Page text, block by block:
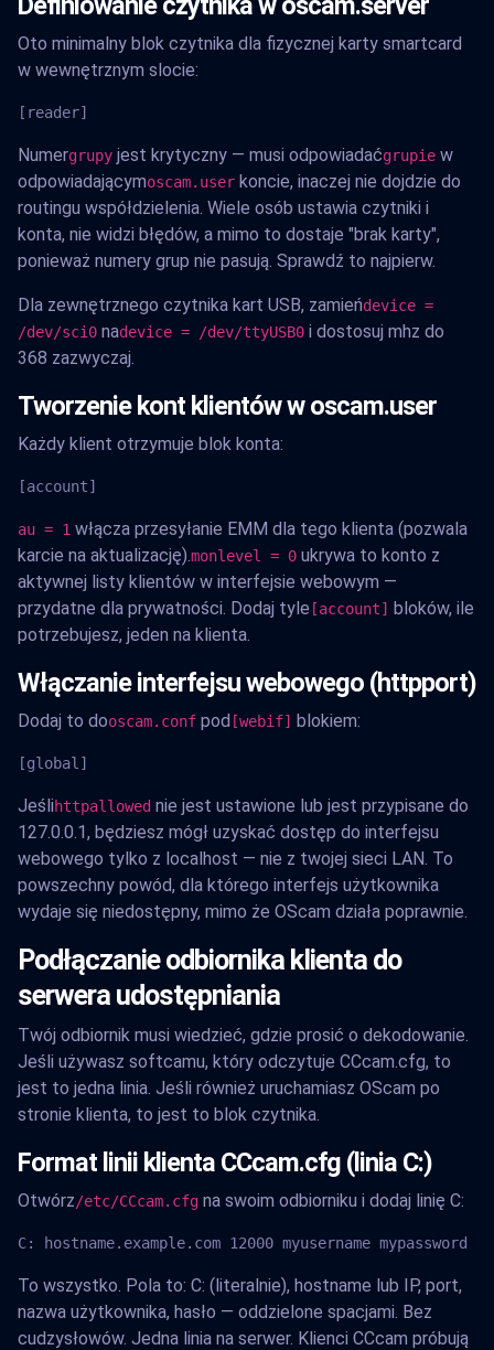
Oto minimalny blok czytnika dla fizycznej karty smartcard
w wewnętrznym slocie:
[reader]
Numergrupy jest krytyczny — musi odpowiadaćgrupie w
odpowiadającymoscam.user koncie, inaczej nie dojdzie do
routingu współdzielenia. Wiele osób ustawia czytniki i
konta, nie widzi błędów, a mimo to dostaje "brak karty",
ponieważ numery grup nie pasują. Sprawdź to najpierw.
Dla zewnętrznego czytnika kart USB, zamieńdevice =
/dev/sci0 nadevice = /dev/ttyUSB0 i dostosuj mhz do
368 zazwyczaj.
Tworzenie kont klientów w oscam.user
Każdy klient otrzymuje blok konta:
[account]
au = 1 włącza przesyłanie EMM dla tego klienta (pozwala
karcie na aktualizację).monlevel = 0 ukrywa to konto z
aktywnej listy klientów w interfejsie webowym —
przydatne dla prywatności. Dodaj tyle [account] bloków, ile
potrzebujesz, jeden na klienta.
Włączanie interfejsu webowego (httpport)
Dodaj to dooscam.conf pod [webif] blokiem:
[global]
Jeślihttpallowed nie jest ustawione lub jest przypisane do
127.0.0.1, będziesz mógł uzyskać dostęp do interfejsu
webowego tylko z localhost — nie z twojej sieci LAN. To
powszechny powód, dla którego interfejs użytkownika
wydaje się niedostępny, mimo że OScam działa poprawnie.
Podłączanie odbiornika klienta do
serwera udostępniania
Twój odbiornik musi wiedzieć, gdzie prosić o dekodowanie.
Jeśli używasz softcamu, który odczytuje CCcam.cfg, to
jest to jedna linia. Jeśli również uruchamiasz OScam po
stronie klienta, to jest to blok czytnika.
Format linii klienta CCcam.cfg (linia C:)
Otwórz/etc/CCcam.cfg na swoim odbiorniku i dodaj linię C:
C: hostname.example.com 12000 myusername mypassword
To wszystko. Pola to: C: (literalnie), hostname lub IP, port,
nazwa użytkownika, hasło — oddzielone spacjami. Bez
cudzysłowów. Jedna linia na serwer. Klienci CCcam próbują